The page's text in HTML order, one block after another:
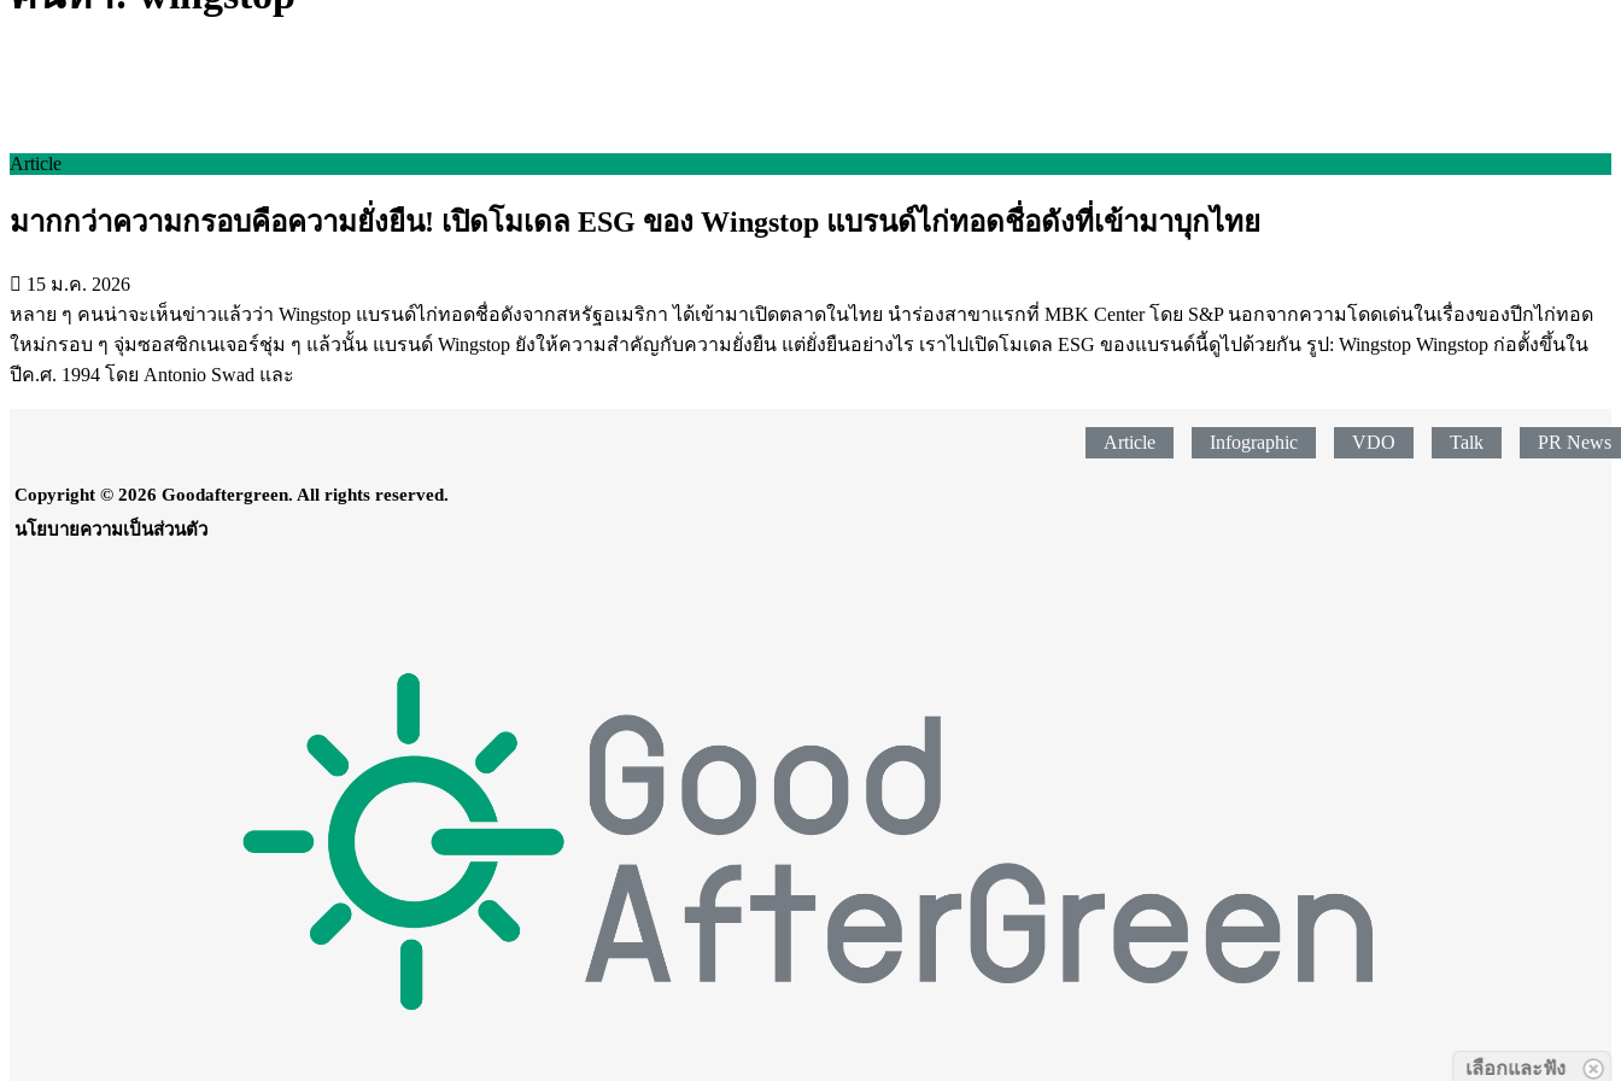
Article
มากกว่าความกรอบคือความยั่งยืน! เปิดโมเดล ESG ของ Wingstop แบรนด์ไก่ทอดชื่อดังที่เข้ามาบุกไทย
15 ม.ค. 2026
หลาย ๆ คนน่าจะเห็นข่าวแล้วว่า Wingstop แบรนด์ไก่ทอดชื่อดังจากสหรัฐอเมริกา ได้เข้ามาเปิดตลาดในไทย นำร่องสาขาแรกที่ MBK Center โดย S&P นอกจากความโดดเด่นในเรื่องของปีกไก่ทอด
ใหม่กรอบ ๆ จุ่มซอสซิกเนเจอร์ชุ่ม ๆ แล้วนั้น แบรนด์ Wingstop ยังให้ความสำคัญกับความยั่งยืน แต่ยั่งยืนอย่างไร เราไปเปิดโมเดล ESG ของแบรนด์นี้ดูไปด้วยกัน รูป: Wingstop Wingstop ก่อตั้งขึ้นใน
ปีค.ศ. 1994 โดย Antonio Swad และ
Article Infographic VDO Talk PR News
Copyright © 2026 Goodaftergreen. All rights reserved.
นโยบายความเป็นส่วนตัว
เลือกและฟัง